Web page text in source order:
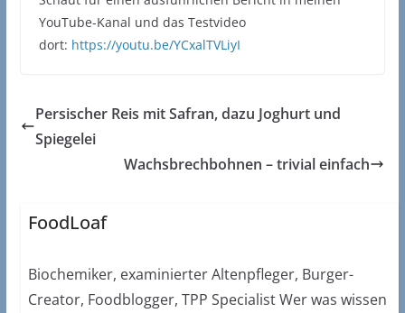
YouTube-Kanal und das Testvideo
dort: https://youtu.be/YCxalTVLiyI
Persischer Reis mit Safran, dazu Joghurt und
Spiegelei
Wachsbrechbohnen – trivial einfach
FoodLoaf
Biochemiker, examinierter Altenpfleger, Burger-
Creator, Foodblogger, TPP Specialist Wer was wissen